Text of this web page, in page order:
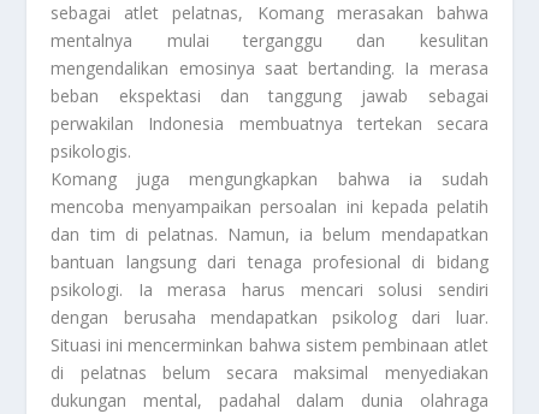
sebagai atlet pelatnas, Komang merasakan bahwa
mentalnya mulai terganggu dan kesulitan
mengendalikan emosinya saat bertanding. Ia merasa
beban ekspektasi dan tanggung jawab sebagai
perwakilan Indonesia membuatnya tertekan secara
psikologis.
Komang juga mengungkapkan bahwa ia sudah
mencoba menyampaikan persoalan ini kepada pelatih
dan tim di pelatnas. Namun, ia belum mendapatkan
bantuan langsung dari tenaga profesional di bidang
psikologi. Ia merasa harus mencari solusi sendiri
dengan berusaha mendapatkan psikolog dari luar.
Situasi ini mencerminkan bahwa sistem pembinaan atlet
di pelatnas belum secara maksimal menyediakan
dukungan mental, padahal dalam dunia olahraga